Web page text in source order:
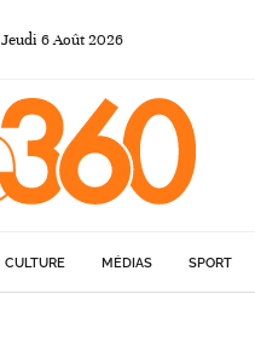
Jeudi 6Août 2026
CULTURE MÉDIAS SPORT